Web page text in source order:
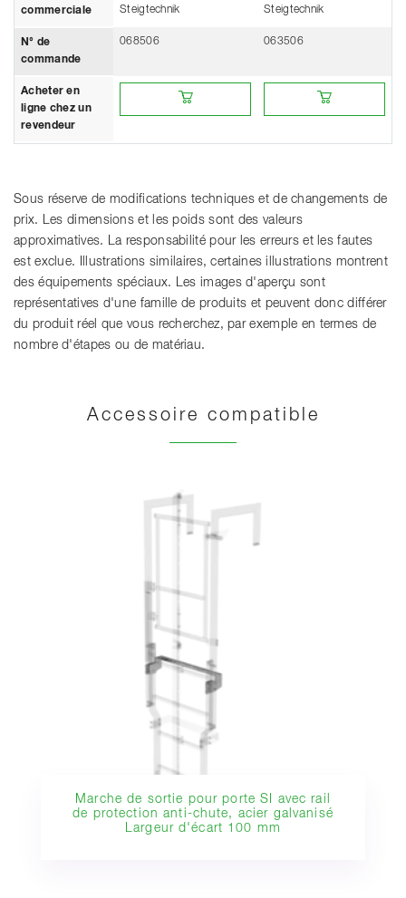
commerciale
Steigtechnik
Steigtechnik
N° de
commande
068506 063506
Acheter en
ligne chez un
revendeur
Acheter en ligne chez un revendeurAcheter en ligne chez un
Sous réserve de modifications techniques et de changements de
prix. Les dimensions et les poids sont des valeurs
approximatives. La responsabilité pour les erreurs et les fautes
est exclue. Illustrations similaires, certaines illustrations montrent
des équipements spéciaux. Les images d'aperçu sont
représentatives d'une famille de produits et peuvent donc différer
du produit réel que vous recherchez, par exemple en termes de
nombre d'étapes ou de matériau.
Accessoire compatible
Marche de sortie pour porte SI avec rail
de protection anti-chute, acier galvanisé
Largeur d'écart 100 mm